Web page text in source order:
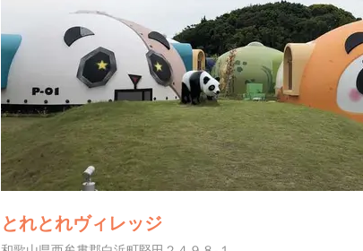
とれとれヴィレッジ